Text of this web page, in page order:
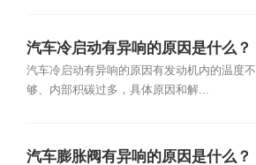
汽车冷启动有异响的原因是什么？
汽车冷启动有异响的原因有发动机内的温度不
够、内部积碳过多，具体原因和解...
汽车膨胀阀有异响的原因是什么？